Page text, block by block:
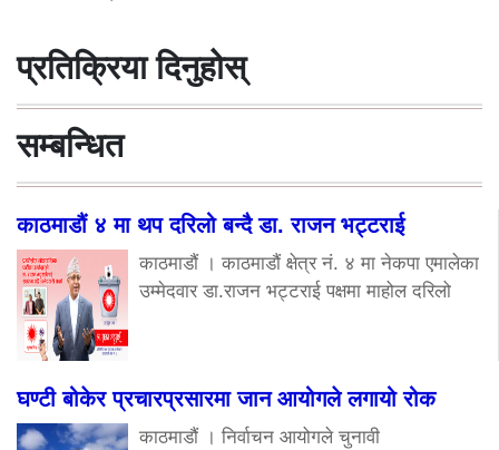
प्रतिक्रिया दिनुहोस्
सम्बन्धित
काठमाडौं ४ मा थप दरिलो बन्दै डा. राजन भट्टराई
काठमाडौं । काठमाडौं क्षेत्र नं. ४ मा नेकपा एमालेका
उम्मेदवार डा.राजन भट्टराई पक्षमा माहोल दरिलो
घण्टी बोकेर प्रचारप्रसारमा जान आयोगले लगायो रोक
काठमाडौं । निर्वाचन आयोगले चुनावी